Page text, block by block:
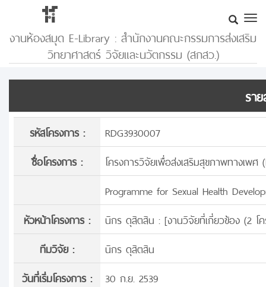
งานห้องสมุด E-Library : สำนักงานคณะกรรมการส่งเสริม
วิทยาศาสตร์ วิจัยและนวัตกรรม (สกสว.)
รา
รหัสโครงการ :
RDG3930007
ชื่อโครงการ :
โครงการวิจัยเพื่อส่งเสริมสุขภาพทางเพ
Programme for Sexual Health
หัวหน้าโครงการ :
นิกร ดุสิตสิน : [งานวิจัยที่เกี่ยวข้อง (2 โ
ทีมวิจัย :
นิกร ดุสิตสิน
วันที่เริ่มโครงการ :
30 ก.ย. 2539